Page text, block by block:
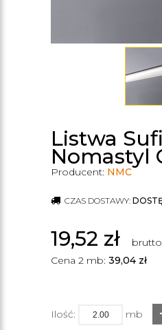
Listwa
Nomastyl
Producent: NMC
CZAS DOSTAWY:
19,52 zł
Cena 2 mb: 39,04 zł
Ilość: mb